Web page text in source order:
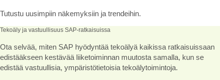
Tutustu uusimpiin näkemyksiin ja trendeihin.
Tekoäly ja vastuullisuus SAP‑ratkaisuissa
Ota selvää, miten SAP hyödyntää tekoälyä kaikissa ratkaisuissaan
edistääkseen kestävää liiketoiminnan muutosta samalla, kun se
edistää vastuullisia, ympäristötietoisia tekoälytoimintoja.